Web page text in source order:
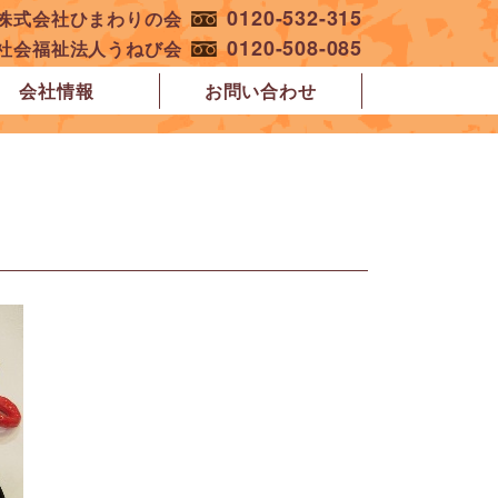
式会社ひまわりの会 0120-532-315
会福祉法人うねび会 0120-508-085
会社情報 お問い合わせ